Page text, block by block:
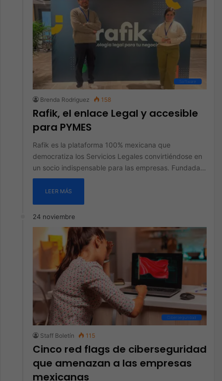
Software
Brenda Rodriguez 158
Rafik, el enlace Legal y accesible
para PYMES
Rafik es la plataforma 100% mexicana que
democratiza los Servicios Legales convirtiéndose en
un socio indispensable para las empresas. Fundada…
LEER MÁS
24 noviembre
Ciberseguridad
Staff Boletín 115
Cinco red flags de ciberseguridad
que amenazan a las empresas
mexicanas